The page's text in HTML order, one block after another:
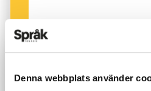
Denna webbplats använder
talas även av större grupper
minoritetsspråk i Polen,